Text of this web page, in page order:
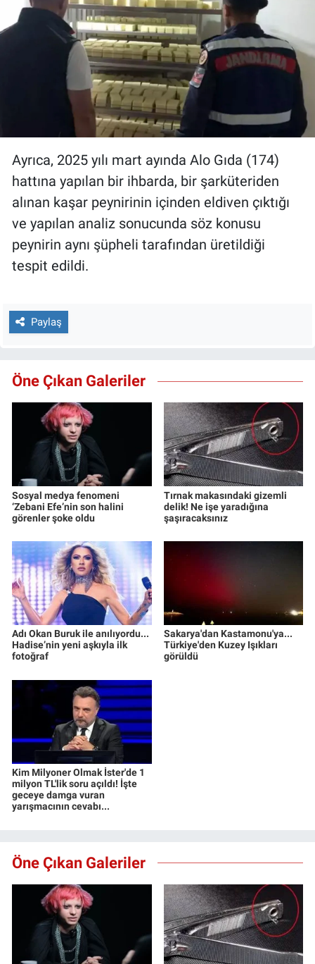
Ayrıca, 2025 yılı mart ayında Alo Gıda (174)
hattına yapılan bir ihbarda, bir şarküteriden
alınan kaşar peynirinin içinden eldiven çıktığı
ve yapılan analiz sonucunda söz konusu
peynirin aynı şüpheli tarafından üretildiği
tespit edildi.
Paylaş
Öne Çıkan Galeriler
Sosyal medya fenomeni
‘Zebani Efe’nin son halini
görenler şoke oldu
Tırnak makasındaki gizemli
delik! Ne işe yaradığına
şaşıracaksınız
Adı Okan Buruk ile anılıyordu...
Hadise’nin yeni aşkıyla ilk
fotoğraf
Sakarya'dan Kastamonu'ya...
Türkiye'den Kuzey Işıkları
görüldü
Kim Milyoner Olmak İster'de 1
milyon TL'lik soru açıldı! İşte
geceye damga vuran
yarışmacının cevabı...
Öne Çıkan Galeriler